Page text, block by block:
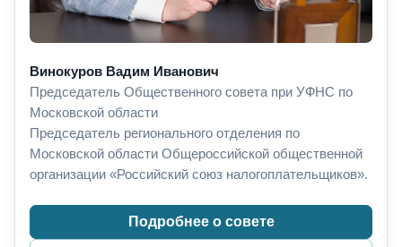
Винокуров Вадим Иванович
Председатель Общественного совета при УФНС по
Московской области
Председатель регионального отделения по
Московской области Общероссийской общественной
организации «Российский союз налогоплательщиков».
Подробнее о совете